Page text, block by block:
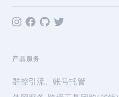
产品服务
群控引流、账号托管